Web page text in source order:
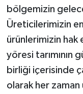
bölgemizin
Üreticilerimizin
ürünlerimizin hak
yöresi tarımının
birliği içerisinde
olarak her